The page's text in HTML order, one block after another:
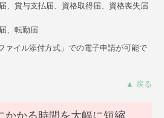
、賞与支払届、資格取得届、資格喪失届
、転勤届
ァイル添付方式」での電子申請が可能で
▲ 戻る
かかる時間を大幅に短縮